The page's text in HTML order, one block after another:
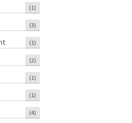
(1)
(3)
(1)
(2)
(1)
(1)
(4)